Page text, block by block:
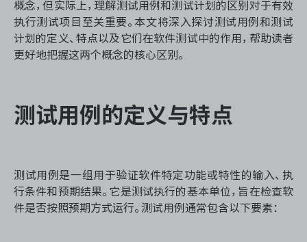
服务台和工单管理
ASPICE 研发管理
ONES 资讯
概念，但实际上，理解测试用例和测试计划的区别对于有效
执行测试项目至关重要。本文将深入探讨测试用例和测试
计划的定义、特点以及它们在软件测试中的作用，帮助读者
更好地把握这两个概念的核心区别。
测试用例的定义与特点
测试用例是一组用于验证软件特定功能或特性的输入、执
行条件和预期结果。它是测试执行的基本单位，旨在检查软
件是否按照预期方式运行。测试用例通常包含以下要素：